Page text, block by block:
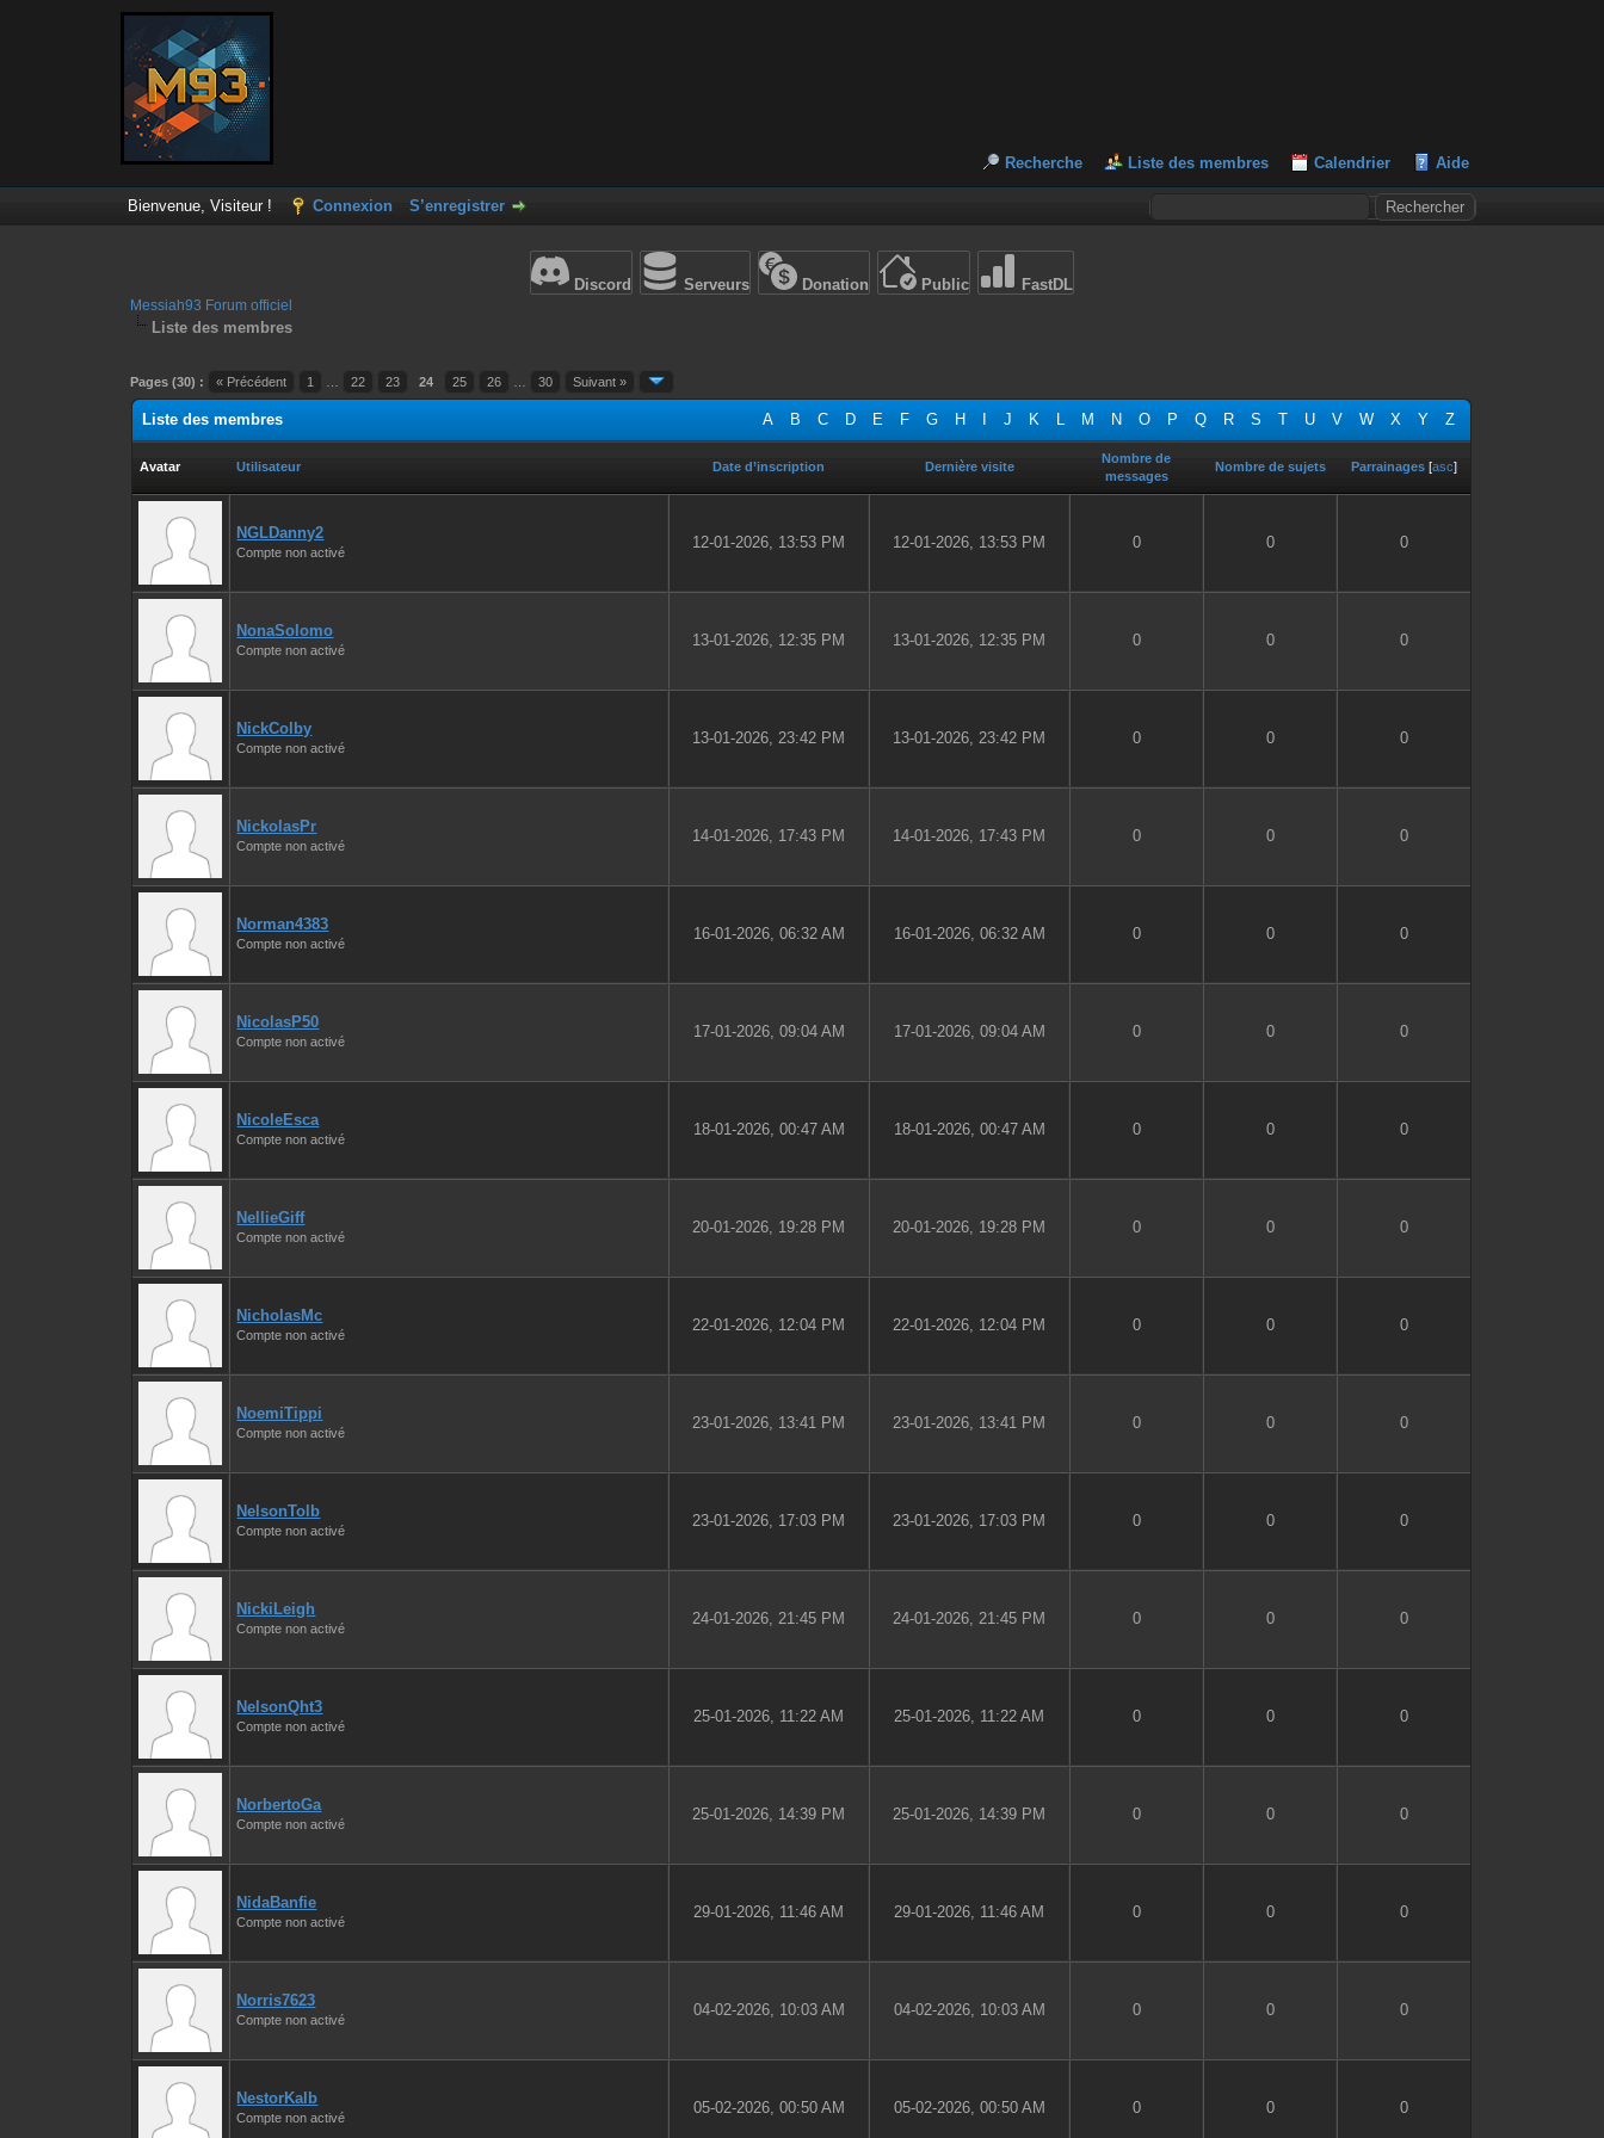
Recherche Liste des membres Calendrier Aide
Bienvenue, Visiteur ! Connexion S’enregistrer
Discord Serveurs Donation Public FastDL
Messiah93 Forum officiel
Liste des membres
Pages (30) : « Précédent 1 22 23 24 25 26 30 Suivant »
A B C D E F G H J K L M N O P Q R S T U V W X Y Z
Liste des membres
Avatar Utilisateur Date d’inscription Dernière visite
Nombre de
messages
Nombre de sujets Parrainages [asc]
NGLDanny2
Compte non activé
12-01-2026, 13:53 PM 12-01-2026, 13:53 PM 0 0 0
NonaSolomo
Compte non activé
13-01-2026, 12:35 PM 13-01-2026, 12:35 PM 0 0 0
NickColby
Compte non activé
13-01-2026, 23:42 PM 13-01-2026, 23:42 PM 0 0 0
NickolasPr
Compte non activé
14-01-2026, 17:43 PM 14-01-2026, 17:43 PM 0 0 0
Norman4383
Compte non activé
16-01-2026, 06:32 AM 16-01-2026, 06:32 AM 0 0 0
NicolasP50
Compte non activé
17-01-2026, 09:04 AM 17-01-2026, 09:04 AM 0 0 0
NicoleEsca
Compte non activé
18-01-2026, 00:47 AM 18-01-2026, 00:47 AM 0 0 0
NellieGiff
Compte non activé
20-01-2026, 19:28 PM 20-01-2026, 19:28 PM 0 0 0
NicholasMc
Compte non activé
22-01-2026, 12:04 PM 22-01-2026, 12:04 PM 0 0 0
NoemiTippi
Compte non activé
23-01-2026, 13:41 PM 23-01-2026, 13:41 PM 0 0 0
NelsonTolb
Compte non activé
23-01-2026, 17:03 PM 23-01-2026, 17:03 PM 0 0 0
NickiLeigh
Compte non activé
24-01-2026, 21:45 PM 24-01-2026, 21:45 PM 0 0 0
NelsonQht3
Compte non activé
25-01-2026, 11:22 AM 25-01-2026, 11:22 AM 0 0 0
NorbertoGa
Compte non activé
25-01-2026, 14:39 PM 25-01-2026, 14:39 PM 0 0 0
NidaBanfie
Compte non activé
29-01-2026, 11:46 AM 29-01-2026, 11:46 AM 0 0 0
Norris7623
Compte non activé
04-02-2026, 10:03 AM 04-02-2026, 10:03 AM 0 0 0
NestorKalb
Compte non activé
05-02-2026, 00:50 AM 05-02-2026, 00:50 AM 0 0 0